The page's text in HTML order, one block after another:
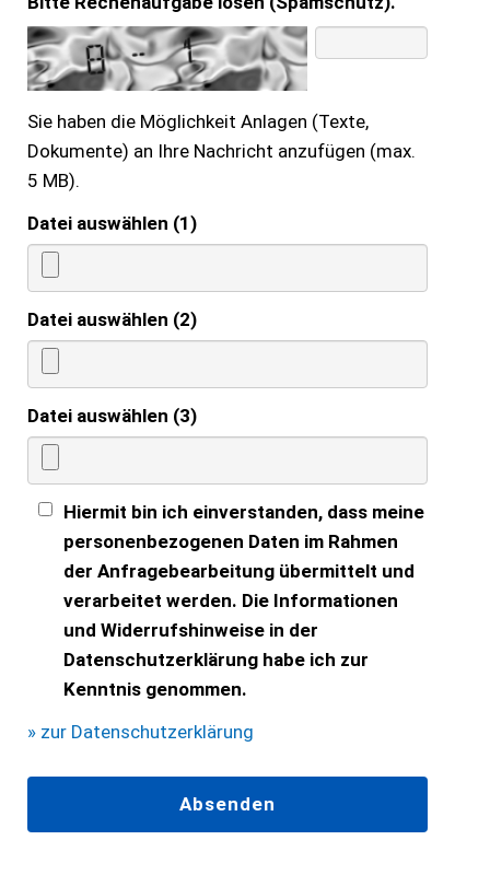
Sie haben die Möglichkeit Anlagen (Texte,
Dokumente) an Ihre Nachricht anzufügen (max.
5 MB).
Datei auswählen (1)
Datei auswählen (2)
Datei auswählen (3)
Hiermit bin ich einverstanden, dass meine
personenbezogenen Daten im Rahmen
der Anfragebearbeitung übermittelt und
verarbeitet werden. Die Informationen
und Widerrufshinweise in der
Datenschutzerklärung habe ich zur
Kenntnis genommen.
» zur Datenschutzerklärung